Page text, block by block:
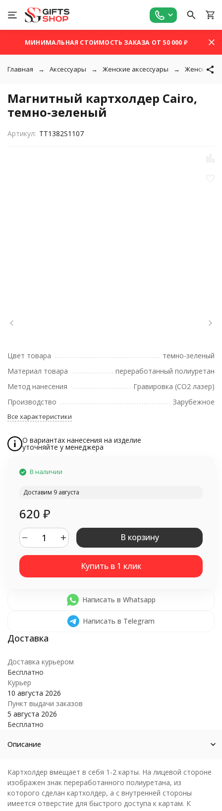
МИНИМАЛЬНАЯ СТОИМОСТЬ ЗАКАЗА ОТ 50 000 ₽
Главная Аксессуары Женские аксессуары Женские
Магнитный картхолдер Cairo,
темно-зеленый
Артикул: TT1382S1107
Цвет товара
темно-зеленый
Материал товара
переработанный полиуретан
Метод нанесения
Гравировка (CO2 лазер)
Производство
Зарубежное
Все характеристики
О вариантах нанесения на изделие
уточняйте у менеджера
В наличии
Доставим 9 августа
620 ₽
В корзину
Написать в Whatsapp
Написать в Telegram
Доставка курьером
Бесплатно
Курьер
10 августа 2026
Пункт выдачи заказов
5 августа 2026
Бесплатно
Описание
Картхолдер вмещает в себя 1-2 карты. На лицевой стороне
изображен знак переработанного полиуретана, из
которого сделан картхолдер, а с внутренней стороны
имеется отверстие для быстрого доступа к картам. К